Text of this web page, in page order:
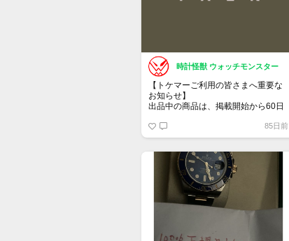
時計怪獣 ウォッチモンスター
【トケマーご利用の皆さまへ重要な
お知らせ】
出品中の商品は、掲載開始から60日
へ戻ります。
トップページでお気に入り登録がで
詳しくはマイページ＞お知らせをご
確認ください。
85日前